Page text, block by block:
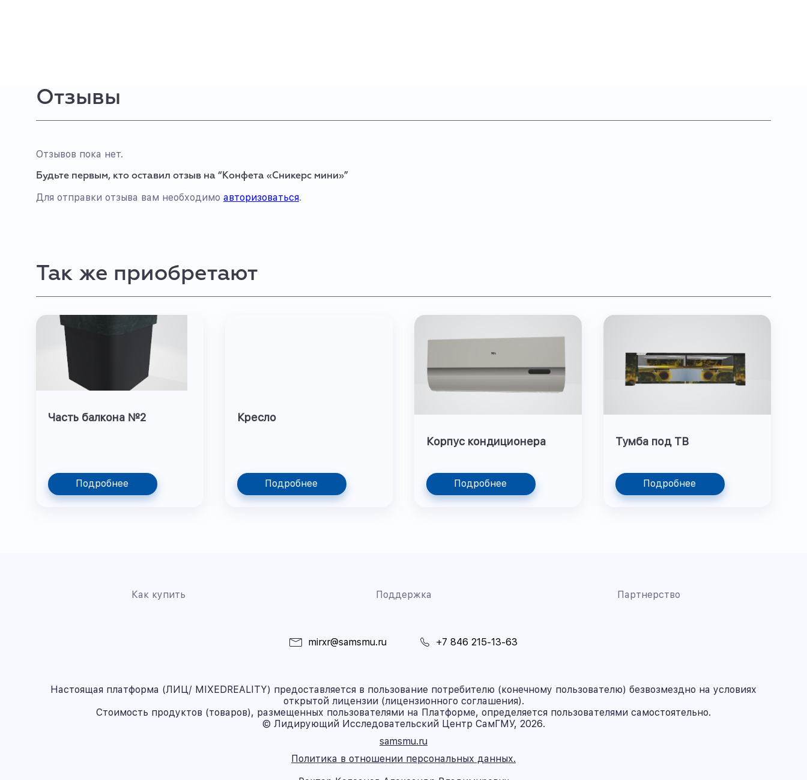
Отзывы
Отзывов пока нет.
Будьте первым, кто оставил отзыв на “Конфета «Сникерс мини»”
Для отправки отзыва вам необходимо авторизоваться.
Так же приобретают
Часть балкона №2
Подробнее
Кресло
Подробнее
Корпус кондиционера
Подробнее
Тумба под ТВ
Подробнее
Как купить Поддержка Партнерство
mirxr@samsmu.ru +7 846 215-13-63
Настоящая платформа (ЛИЦ/ MIXEDREALITY) предоставляется в пользование потребителю (конечному пользователю) безвозмездно на условиях
открытой лицензии (лицензионного соглашения).
Стоимость продуктов (товаров), размещенных пользователями на Платформе, определяется пользователями самостоятельно.
© Лидирующий Исследовательский Центр СамГМУ, 2026.
samsmu.ru
Политика в отношении персональных данных.